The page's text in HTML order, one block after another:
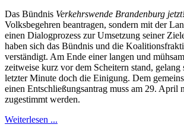
Das Bündnis Verkehrswende Brandenburg
Volksbegehren beantragen, sondern mit der
einen Dialogprozess zur Umsetzung seiner
haben sich das Bündnis und die
verständigt. Am Ende einer langen und
zeitweise kurz vor dem Scheitern stand,
letzter Minute doch die Einigung. Dem
einen Entschließungsantrag muss am 29. April
zugestimmt werden.
Weiterlesen ...